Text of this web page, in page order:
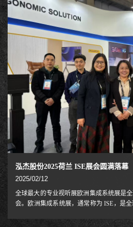
现场还有当场签单客户2家。Our company
series, many scho
泓杰股份2025荷兰 ISE展会圆满落幕
2025/02/12
全球最大的专业视听展欧洲集成系统展是
会。欧洲集成系统展，通常称为 ISE，是
Systems Events 组织和运营。Integrated